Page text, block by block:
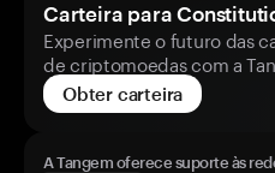
Carteira para
Experimente o futuro das
de criptomoedas com a
Obter carteira
A Tangem oferece suporte às